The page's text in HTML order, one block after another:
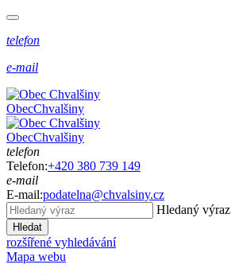
telefon
e-mail
ObecChvalšiny
ObecChvalšiny
telefon
Telefon:+420 380 739 149
e-mail
E-mail:podatelna@chvalsiny.cz
Hledaný výraz
Hledat
rozšířené vyhledávání
Mapa webu